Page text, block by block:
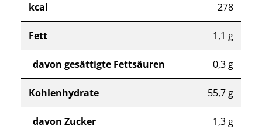
kcal 278
Fett 1,1 g
davon gesättigte Fettsäuren 0,3 g
Kohlenhydrate 55,7 g
davon Zucker 1,3 g